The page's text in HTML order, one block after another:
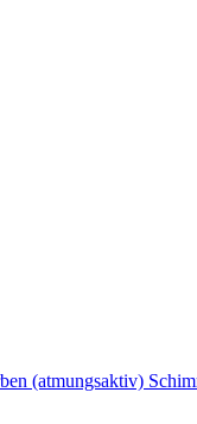
(atmungsaktiv)